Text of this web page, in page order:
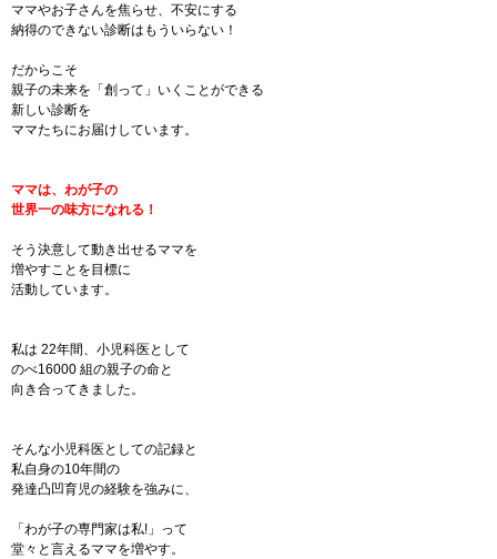
ママやお子さんを焦らせ、不安にする
納得のできない診断はもういらない！
だからこそ
親子の未来を「創って」いくことができる
新しい診断を
ママたちにお届けしています。
ママは、わが子の
世界一の味方になれる！
そう決意して動き出せるママを
増やすことを目標に
活動しています。
私は 22年間、小児科医として
のべ16000 組の親子の命と
向き合ってきました。
そんな小児科医としての記録と
私自身の10年間の
発達凸凹育児の経験を強みに、
「わが子の専門家は私!」って
堂々と言えるママを増やす。